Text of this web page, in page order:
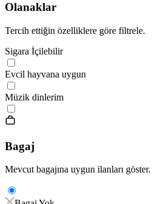
Olanaklar
Tercih ettiğin özelliklere göre filtrele.
Sigara İçilebilir
Evcil hayvana uygun
Müzik dinlerim
Bagaj
Mevcut bagajına uygun ilanları göster.